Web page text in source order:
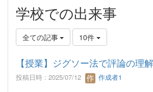
学校での出来事
全ての記事 10件
【授業】ジグソー法で評論の理
投稿日時 : 2025/07/12 作成者1